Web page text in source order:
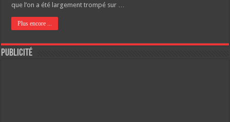
que l’on a été largement trompé sur …
Plus encore ...
Publicité